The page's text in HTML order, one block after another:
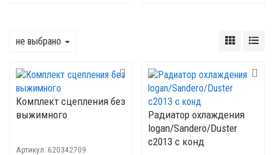
не выбрано
Комплект сцепления без
выжимного
Артикул: 620342709
Радиатор охлаждения
logan/Sandero/Duster
c2013 с конд